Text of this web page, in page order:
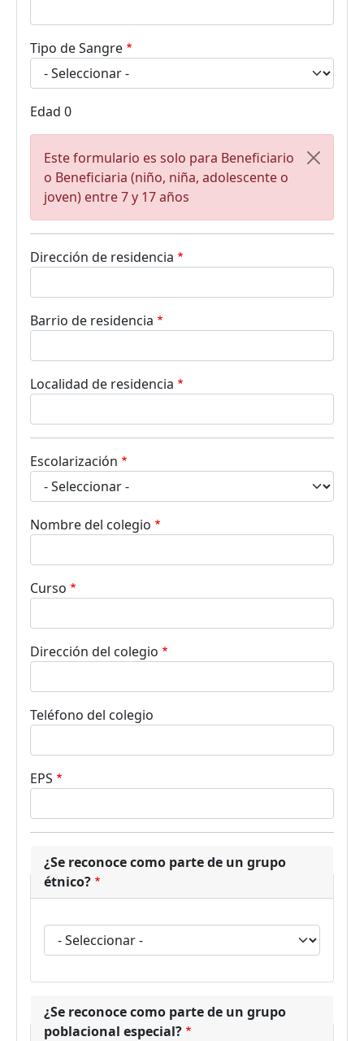
Tipo de Sangre
Edad 0
Mensaje de error
Este formulario es solo para Beneficiario
o Beneficiaria (niño, niña, adolescente o
joven) entre 7 y 17 años
Dirección de residencia
Barrio de residencia
Localidad de residencia
Escolarización
Nombre del colegio
Curso
Dirección del colegio
Teléfono del colegio
EPS
¿Se reconoce como parte de un grupo
étnico?
¿Se reconoce como parte de un grupo étnico?
¿Se reconoce como parte de un grupo
poblacional especial?